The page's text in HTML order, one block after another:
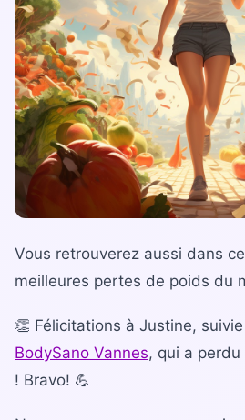
Nos centres
Contact
Bilan
Vous retrouverez aussi dans
meilleures pertes de poids du
👏 Félicitations à Justine,
BodySano Vannes, qui a
! Bravo! 💪